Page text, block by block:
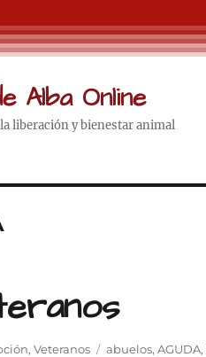
Alba Online
liberación y bienestar animal
, Veteranos Etiquetas
abuelos, AGUDA,